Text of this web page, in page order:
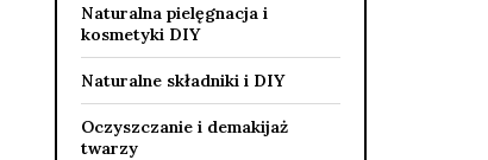
Naturalna pielęgnacja i
kosmetyki DIY
Naturalne składniki i DIY
Oczyszczanie i demakijaż
twarzy